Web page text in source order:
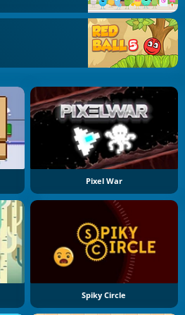
Pixel War
Spiky Circle